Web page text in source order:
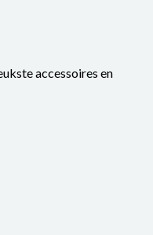
accessoires en